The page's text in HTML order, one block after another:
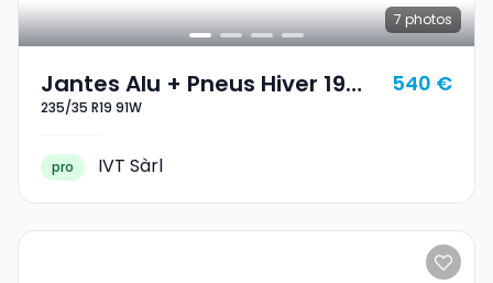
7 photos
Jantes Alu + Pneus Hiver 19
235/35 R19 91W
235/35 R19 91W
540 €
pro IVT Sàrl